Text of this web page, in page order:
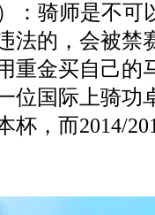
：骑师是不可
法的，会被禁
重金买自己的
位国际上骑功
杯，而2014/